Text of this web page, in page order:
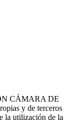
CÁMARA DE
y de terceros
la utilización de la